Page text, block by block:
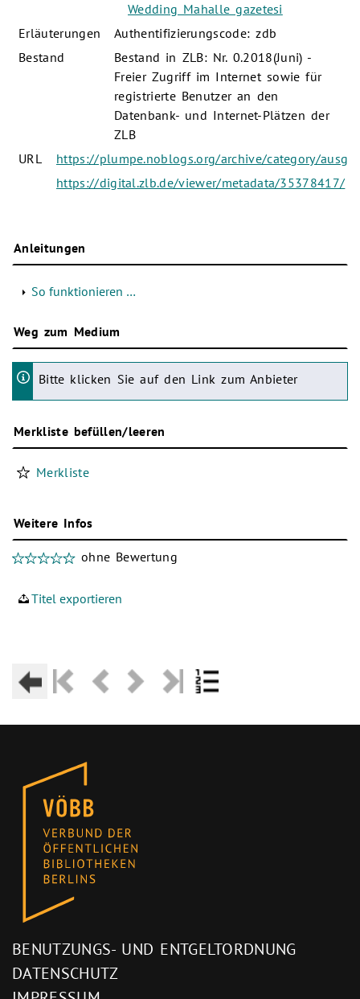
Wedding Mahalle gazetesi
Erläuterungen
Authentifizierungscode: zdb
Bestand
Bestand in ZLB: Nr. 0.2018(Juni) -
Freier Zugriff im Internet sowie für
registrierte Benutzer an den
Datenbank- und Internet-Plätzen der
ZLB
URL
https://plumpe.noblogs.org/archive/category/
https://digital.zlb.de/viewer/metadata/35378417/
Anleitungen
So funktionieren …
Weg zum Medium
Bitte klicken Sie auf den Link zum Anbieter
Merkliste befüllen/leeren
Merkliste
Weitere Infos
ohne Bewertung
Titel exportieren
BENUTZUNGS- UND ENTGELTORDNUNG
DATENSCHUTZ